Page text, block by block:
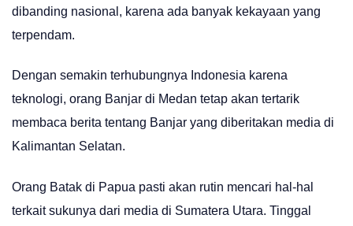
dibanding nasional, karena ada banyak kekayaan yang
terpendam.
Dengan semakin terhubungnya Indonesia karena
teknologi, orang Banjar di Medan tetap akan tertarik
membaca berita tentang Banjar yang diberitakan media di
Kalimantan Selatan.
Orang Batak di Papua pasti akan rutin mencari hal-hal
terkait sukunya dari media di Sumatera Utara. Tinggal